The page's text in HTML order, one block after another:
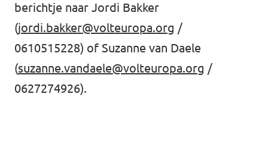
berichtje naar Jordi Bakker
(jordi.bakker@volteuropa.org /
0610515228) of Suzanne van Daele
(suzanne.vandaele@volteuropa.org /
0627274926).